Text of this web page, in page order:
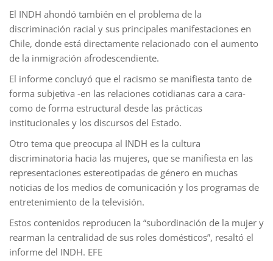
El INDH ahondó también en el problema de la
discriminación racial y sus principales manifestaciones en
Chile, donde está directamente relacionado con el aumento
de la inmigración afrodescendiente.
El informe concluyó que el racismo se manifiesta tanto de
forma subjetiva -en las relaciones cotidianas cara a cara-
como de forma estructural desde las prácticas
institucionales y los discursos del Estado.
Otro tema que preocupa al INDH es la cultura
discriminatoria hacia las mujeres, que se manifiesta en las
representaciones estereotipadas de género en muchas
noticias de los medios de comunicación y los programas de
entretenimiento de la televisión.
Estos contenidos reproducen la “subordinación de la mujer y
rearman la centralidad de sus roles domésticos”, resaltó el
informe del INDH. EFE